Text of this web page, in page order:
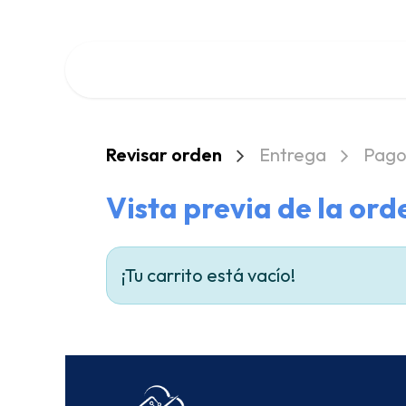
Revisar orden Entrega Pago
Vista previa de la
¡Tu carrito está vacío!